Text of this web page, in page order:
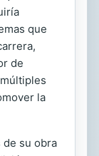
que
de
la
de su obra